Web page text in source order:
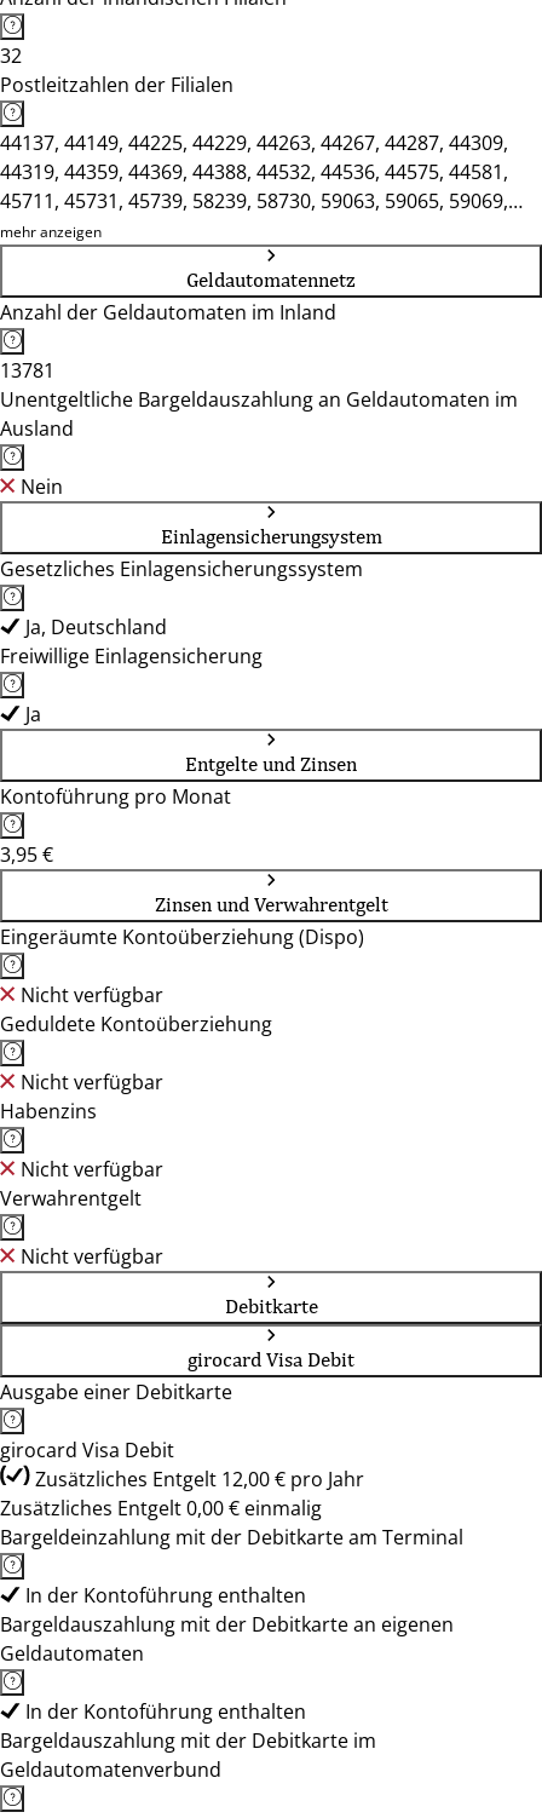
32
Postleitzahlen der Filialen
44137, 44149, 44225, 44229, 44263, 44267, 44287, 44309,
44319, 44359, 44369, 44388, 44532, 44536, 44575, 44581,
45711, 45731, 45739, 58239, 58730, 59063, 59065, 59069,
59071, 59073, 59075, 59077, 59174, 59368, 59423, 59439
mehr anzeigen
Geldautomatennetz
Anzahl der Geldautomaten im Inland
13781
Unentgeltliche Bargeldauszahlung an Geldautomaten im
Ausland
Nein
Einlagensicherungsystem
Gesetzliches Einlagensicherungssystem
Ja, Deutschland
Freiwillige Einlagensicherung
Ja
Entgelte und Zinsen
Kontoführung pro Monat
3,95 €
Zinsen und Verwahrentgelt
Eingeräumte Kontoüberziehung (Dispo)
Nicht verfügbar
Geduldete Kontoüberziehung
Nicht verfügbar
Habenzins
Nicht verfügbar
Verwahrentgelt
Nicht verfügbar
Debitkarte
girocard Visa Debit
Ausgabe einer Debitkarte
girocard Visa Debit
Zusätzliches Entgelt 12,00 € pro Jahr
Zusätzliches Entgelt 0,00 € einmalig
Bargeldeinzahlung mit der Debitkarte am Terminal
In der Kontoführung enthalten
Bargeldauszahlung mit der Debitkarte an eigenen
Geldautomaten
In der Kontoführung enthalten
Bargeldauszahlung mit der Debitkarte im
Geldautomatenverbund